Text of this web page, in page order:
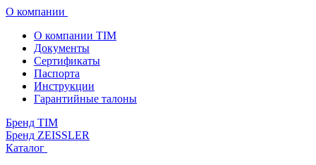
О компании
О компании TIM
Документы
Сертификаты
Паспорта
Инструкции
Гарантийные талоны
Бренд TIM
Бренд ZEISSLER
Каталог